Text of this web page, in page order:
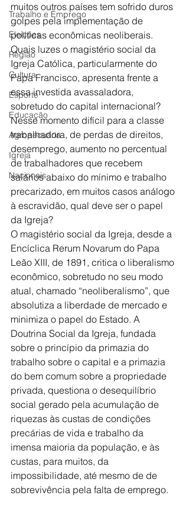
Trabalho e Emprego
Eleições
Região
Cultura
Esporte
Educação
Agropecuária
Igreja
Nacionais
muitos outros países tem sofrido duros
golpes pela implementação de
políticas econômicas neoliberais.
Quais luzes o magistério social da
Igreja Católica, particularmente do
Papa Francisco, apresenta frente a
essa investida avassaladora,
sobretudo do capital internacional?
Nesse momento difícil para a classe
trabalhadora, de perdas de direitos,
desemprego, aumento no percentual
de trabalhadores que recebem
salários abaixo do mínimo e trabalho
precarizado, em muitos casos análogo
à escravidão, qual deve ser o papel
da Igreja?
O magistério social da Igreja, desde a
Encíclica Rerum Novarum do Papa
Leão XIII, de 1891, critica o liberalismo
econômico, sobretudo no seu modo
atual, chamado “neoliberalismo”, que
absolutiza a liberdade de mercado e
minimiza o papel do Estado. A
Doutrina Social da Igreja, fundada
sobre o princípio da primazia do
trabalho sobre o capital e a primazia
do bem comum sobre a propriedade
privada, questiona o desequilíbrio
social gerado pela acumulação de
riquezas às custas de condições
precárias de vida e trabalho da
imensa maioria da população, e às
custas, para muitos, da
impossibilidade, até mesmo de de
sobrevivência pela falta de emprego.